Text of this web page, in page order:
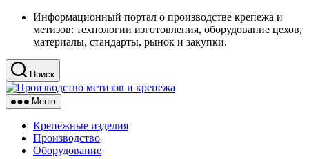
Перейти
содержимому
Информационный портал о производстве крепежа и
метизов: технологии изготовления, оборудование цехов,
материалы, стандарты, рынок и закупки.
Поиск
Меню
Крепежные изделия
Производство
Оборудование